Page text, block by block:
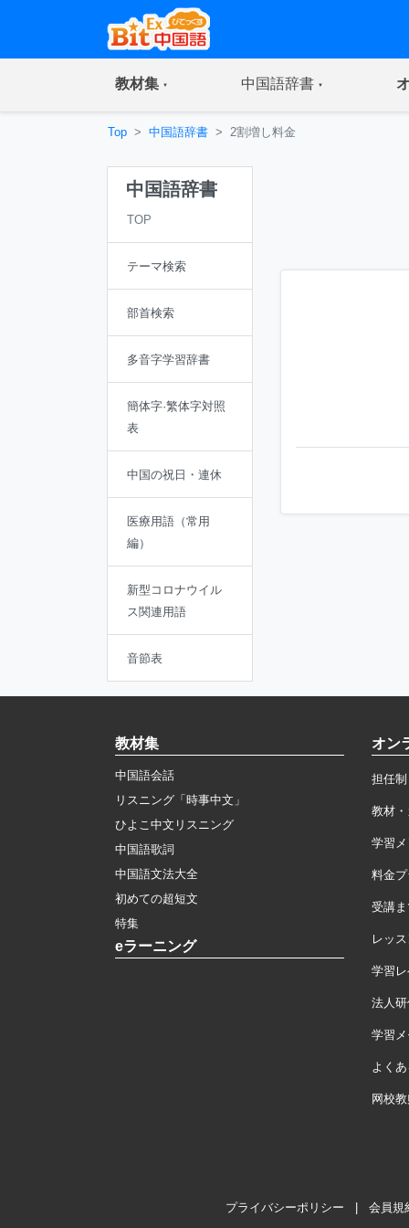
教材集(current) 中国語辞書(current)
Top 中国語辞書 2割増し料金
中国語辞書
TOP
テーマ検索
部首検索
多音字学習辞書
簡体字·繁体字対照
表
中国の祝日・連休
医療用語（常用
編）
新型コロナウイル
ス関連用語
音節表
教材集
中国語会話
リスニング「時事中文」
ひよこ中文リスニング
中国語歌詞
中国語文法大全
初めての超短文
特集
eラーニング
オン
担任
教材
学習
料金
受講
レッ
学習
法人
学習
よく
网校
プライバシーポリシー 会員規